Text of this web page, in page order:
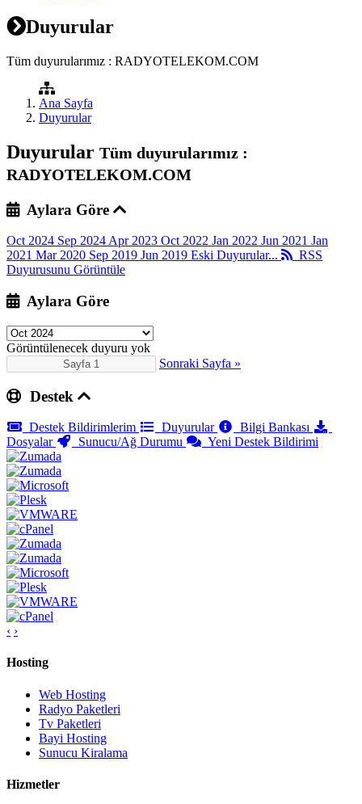
Duyurular
Tüm duyurularımız : RADYOTELEKOM.COM
Ana Sayfa
Duyurular
Duyurular Tüm duyurularımız :
RADYOTELEKOM.COM
Aylara Göre
Oct 2024 Sep 2024 Apr 2023 Oct 2022 Jan 2022 Jun 2021 Jan
2021 Mar 2020 Sep 2019 Jun 2019 Eski Duyurular...
RSS
Duyurusunu Görüntüle
Aylara Göre
Görüntülenecek duyuru yok
Sonraki Sayfa »
Destek
Destek Bildirimlerim Duyurular
Bilgi Bankası
Dosyalar
Sunucu/Ağ Durumu Yeni Destek Bildirimi
‹ ›
Hosting
Web Hosting
Radyo Paketleri
Tv Paketleri
Bayi Hosting
Sunucu Kiralama
Hizmetler